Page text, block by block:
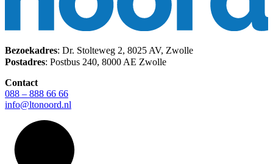
Bezoekadres: Dr. Stolteweg 2, 8025 AV, Zwolle
Postadres: Postbus 240, 8000 AE Zwolle
Contact
088 – 888 66 66
info@ltonoord.nl